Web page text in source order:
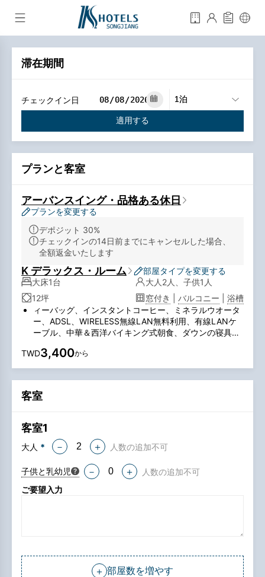
滞在期間
チェックイン日
適用する
プランと客室
アーバンスイング・品格ある休日
プランを変更する
デポジット 30%
チェックインの14日前までにキャンセルした場合、
全額返金いたします
K デラックス・ルーム
部屋タイプを変更する
大床1台
大人2人、子供1人
12坪
窓付き バルコニー
浴槽
ィーバッグ、インスタントコーヒー、ミネラルウオータ
ー、ADSL、WIRELESS無線LAN無料利用、有線LANケ
ーブル、中華＆西洋バイキング式朝食、ダウンの寝具、
ズマテレビ、DVDマイクロコンポーネントシステム目覚
まし時計、直通国際電話、独立大理石地面シャワールー
庫、湯沸ポット
グリーンツーリズム政策を合わせるため、2025年1月1
す。
TWD3,400から
客室
客室1
大人 * － ＋ 人数の追加不可
子供と乳幼児 － ＋
人数の追加不可
ご要望入力
＋ 部屋数を増やす